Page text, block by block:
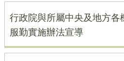
行政院與所屬中央及地方各
服勤實施辦法宣導